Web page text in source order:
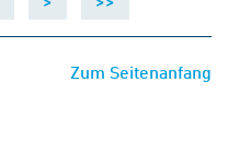
Zum Seitenanfang